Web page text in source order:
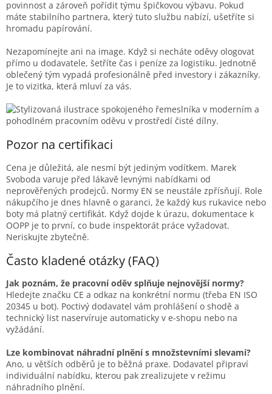
povinnost a zároveň pořídit týmu špičkovou výbavu. Pokud
máte stabilního partnera, který tuto službu nabízí, ušetříte si
hromadu papírování.
Nezapomínejte ani na image. Když si necháte oděvy ologovat
přímo u dodavatele, šetříte čas i peníze za logistiku. Jednotně
oblečený tým vypadá profesionálně před investory i zákazníky.
Je to vizitka, která mluví za vás.
Pozor na certifikaci
Cena je důležitá, ale nesmí být jediným vodítkem. Marek
Svoboda varuje před lákavě levnými nabídkami od
neprověřených prodejců. Normy EN se neustále zpřísňují. Role
nákupčího je dnes hlavně o garanci, že každý kus rukavice nebo
boty má platný certifikát. Když dojde k úrazu, dokumentace k
OOPP je to první, co bude inspektorát práce vyžadovat.
Neriskujte zbytečně.
Často kladené otázky (FAQ)
Jak poznám, že pracovní oděv splňuje nejnovější normy?
Hledejte značku CE a odkaz na konkrétní normu (třeba EN ISO
20345 u bot). Poctivý dodavatel vám prohlášení o shodě a
technický list naservíruje automaticky v e-shopu nebo na
vyžádání.
Lze kombinovat náhradní plnění s množstevními slevami?
Ano, u větších odběrů je to běžná praxe. Dodavatel připraví
individuální nabídku, kterou pak zrealizujete v režimu
náhradního plnění.